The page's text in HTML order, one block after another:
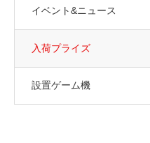
イベント&ニュース
入荷プライズ
設置ゲーム機